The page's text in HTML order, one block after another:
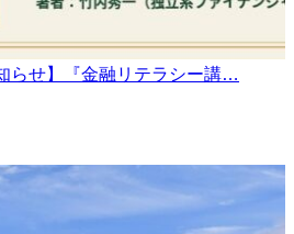
らせ】『金融リテラシー講…